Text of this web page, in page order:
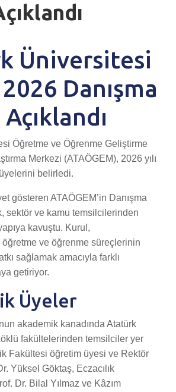
Üniversitesi
Danışma
Öğretme ve Öğrenme Geliştirme
Merkezi (ATAÖGEM), 2026 yılı
belirledi.
gösteren ATAÖGEM’in Danışma
sektör ve kamu temsilcilerinden
kavuştu. Kurul,
ve öğrenme süreçlerinin
sağlamak amacıyla farklı
getiriyor.
Üyeler
akademik kanadında Atatürk
fakültelerinden temsilciler yer
Fakültesi öğretim üyesi ve Rektör
Yüksel Göktaş, Eczacılık
Dr. Bilal Yılmaz ve Kâzım